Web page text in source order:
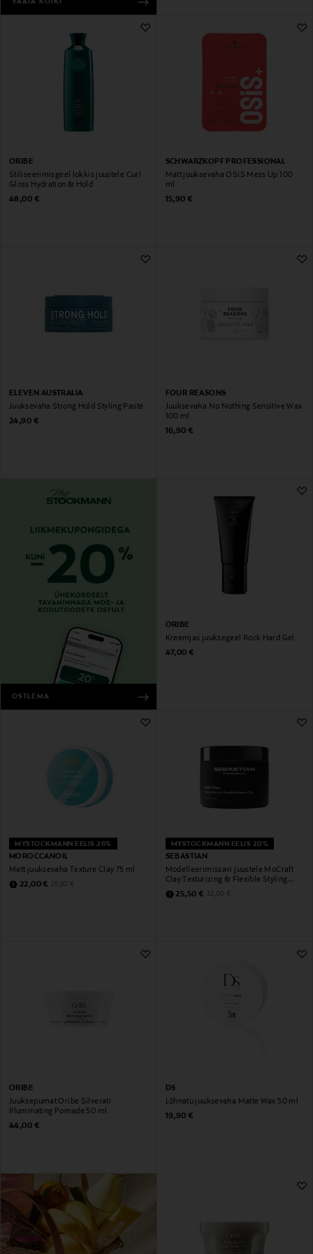
VAATA KÕIKI
ORIBE
Stiliseerimisgeel lokkis juustele Curl
Gloss Hydration & Hold
Original Price
48,00 €
SCHWARZKOPF PROFESSIONAL
Matt juuksevaha OSiS Mess Up 100
ml
Original Price
15,90 €
ELEVEN AUSTRALIA
Juuksevaha Strong Hold Styling Paste
Original Price
24,90 €
FOUR REASONS
Juuksevaha No Nothing Sensitive Wax
100 ml
Original Price
16,90 €
OSTLEMA
ORIBE
Kreemjas juuksegeel Rock Hard Gel
Original Price
47,00 €
MYSTOCKMANN EELIS 26%
MOROCCANOIL
Matt juuksevaha Texture Clay 75 ml
Discounted Price
22,00 € Original Price
29,90 €
MYSTOCKMANN EELIS 20%
SEBASTIAN
Modelleerimissavi juustele MoCraft
Clay Texturizing & Flexible Styling
ClayDiscounted Price
25,50 € Original Price
32,00 €
ORIBE
Juuksepumat Oribe Silverati
Illuminating Pomade 50 ml
Original Price
44,00 €
DS
Lõhnatu juuksevaha Matte Wax 50 ml
Original Price
19,90 €